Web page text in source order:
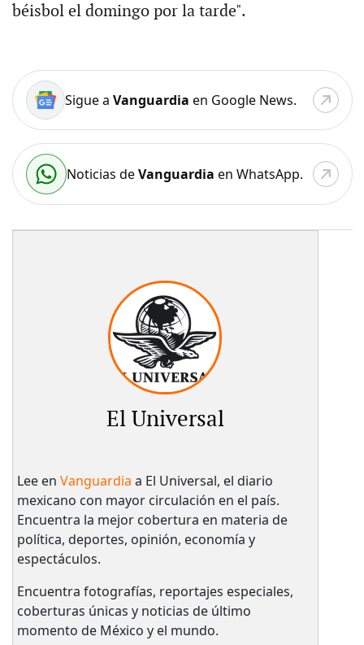
béisbol el domingo por la tarde".
Sigue a Vanguardia en Google News.
Noticias deVanguardia en WhatsApp.
El Universal
Lee en Vanguardia a El Universal, el diario
mexicano con mayor circulación en el país.​
Encuentra la mejor cobertura en materia de
política, deportes, opinión, economía y
espectáculos.
Encuentra fotografías, reportajes especiales,
coberturas únicas y noticias de último
momento de México y el mundo.